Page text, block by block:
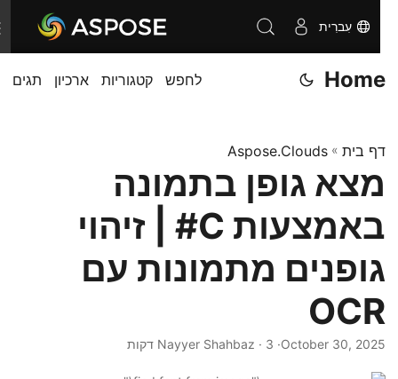
עִברִית
Home לחפש קטגוריות ארכיון תגים
דף בית»
Aspose.Clouds
מצא גופן בתמונה
באמצעות C# | זיהוי
גופנים מתמונות עם
OCR
October 30, 2025· Nayyer Shahbaz · 3 דקות